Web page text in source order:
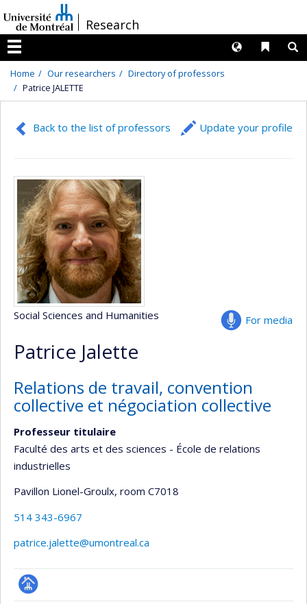
au
contenu
/Research
Menu
Liens
Langues
Home Our researchers
Directory of professors
Patrice JALETTE
Back to the list of professors Update your profile
For media
Social Sciences and Humanities
Patrice Jalette
Relations de travail, convention
collective et négociation collective
Professeur titulaire
Faculté des arts et des sciences - École de relations
industrielles
Pavillon Lionel-Groulx, room C7018
514 343-6967
patrice.jalette@umontreal.ca